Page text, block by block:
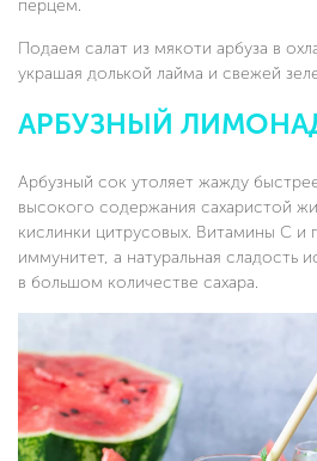
перцем.
Подаем салат из мякоти арбуза в
украшая долькой лайма и свежей
АРБУЗНЫЙ
Арбузный сок утоляет жажду
высокого содержания сахаристой
кислинки цитрусовых. Витамины C и
иммунитет, а натуральная сладость
в большом количестве сахара.